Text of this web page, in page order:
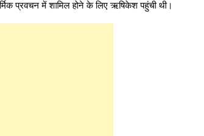
प्रवचन में शामिल होने के लिए ऋषिकेश पहुंची थी।